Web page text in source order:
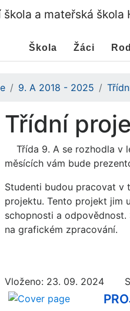
škola a mateřská
Škola Žáci
9. A 2018 - 2025
Třídní
Třída 9. A se rozhodla v
měsících vám bude
Studenti budou pracovat v
projektu. Tento projekt jim
schopnosti a
na grafickém zpracování.
Vloženo: 23. 09. 2024